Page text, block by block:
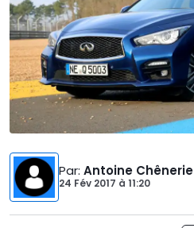
Par: Antoine Chênerie
24 Fév 2017 à 11:20